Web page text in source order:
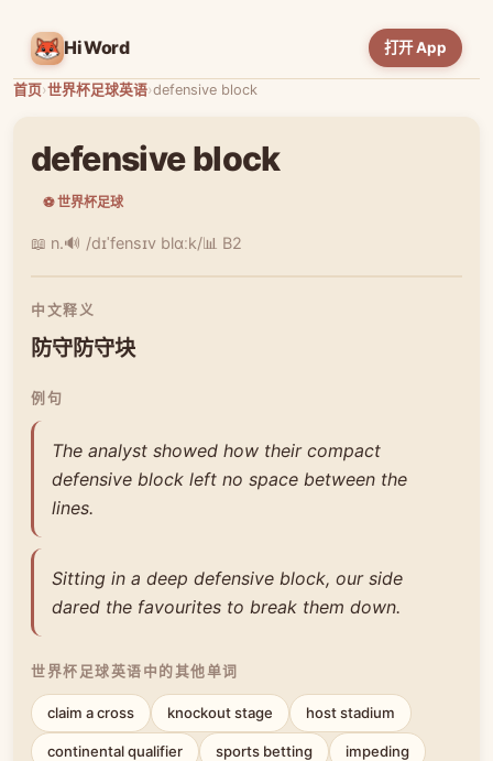
HiWord 打开 App
首页›世界杯足球英语›defensive block
defensive block
⚽ 世界杯足球
📖 n.🔊 /dɪˈfensɪv blɑːk/📊 B2
中文释义
防守防守块
例句
The analyst showed how their compact
defensive block left no space between the
lines.
Sitting in a deep defensive block, our side
dared the favourites to break them down.
世界杯足球英语中的其他单词
claim a cross knockout stage host stadium
continental qualifier sports betting impeding